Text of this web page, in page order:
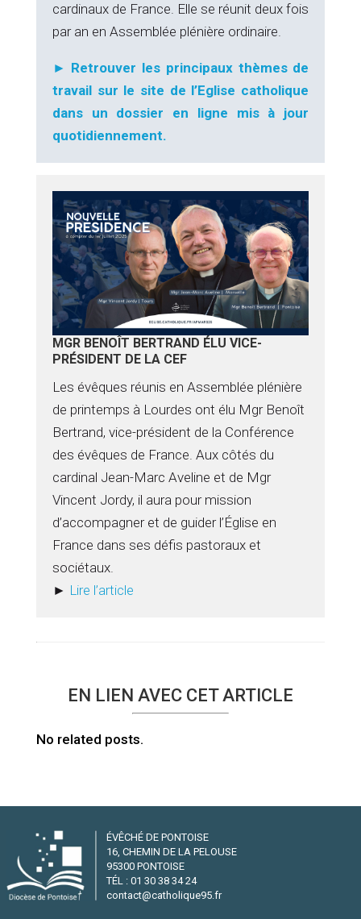
cardinaux de France. Elle se réunit deux fois
par an en Assemblée plénière ordinaire.
► Retrouver les principaux thèmes de
travail sur le site de l’Eglise catholique
dans un dossier en ligne mis à jour
quotidiennement.
MGR BENOÎT BERTRAND ÉLU VICE-
PRÉSIDENT DE LA CEF
Les évêques réunis en Assemblée plénière
de printemps à Lourdes ont élu Mgr Benoît
Bertrand, vice-président de la Conférence
des évêques de France. Aux côtés du
cardinal Jean-Marc Aveline et de Mgr
Vincent Jordy, il aura pour mission
d’accompagner et de guider l’Église en
France dans ses défis pastoraux et
sociétaux.
► Lire l’article
EN LIEN AVEC CET ARTICLE
No related posts.
ÉVÊCHÉ DE PONTOISE
16, CHEMIN DE LA PELOUSE
95300 PONTOISE
TÉL : 01 30 38 34 24
contact@catholique95.fr